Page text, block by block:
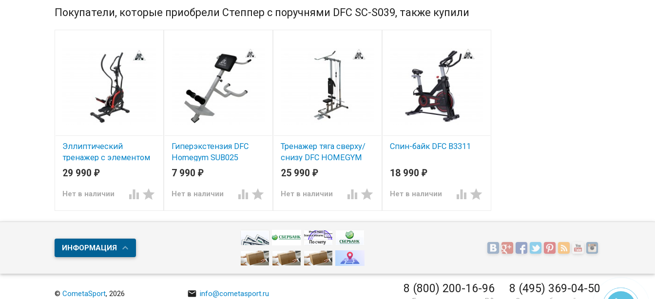
Покупатели, которые приобрели Степпер с поручнями DFC SC-S039, также купили
Эллиптический
тренажер с элементом
степпера DFC
29 990₽
Нет в наличии  
Гиперэкстензия DFC
Homegym SUB025
7 990₽
Нет в наличии  
Тренажер тяга сверху/
снизу DFC HOMEGYM
HM019
25 990₽
Нет в наличии  
Спин-байк DFC B3311
18 990₽
Нет в наличии  
ИНФОРМАЦИЯ
©CometaSport, 2026  info@cometasport.ru 8 (800) 200-16-96 8 (495) 369-04-50